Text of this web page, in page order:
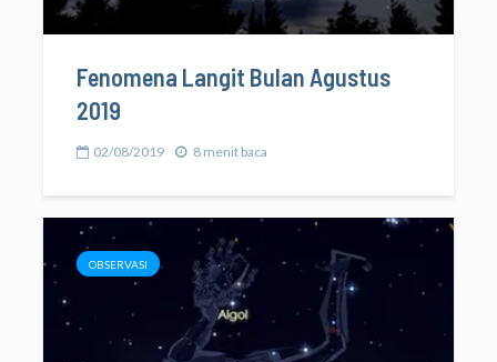
Fenomena Langit Bulan Agustus
2019
02/08/2019 8 menit baca
OBSERVASI